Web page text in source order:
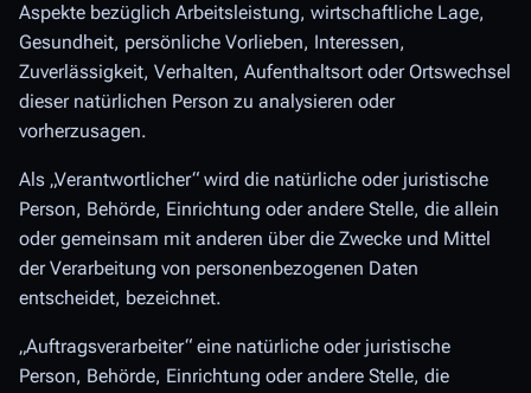
Aspekte bezüglich Arbeitsleistung, wirtschaftliche Lage,
Gesundheit, persönliche Vorlieben, Interessen,
Zuverlässigkeit, Verhalten, Aufenthaltsort oder Ortswechsel
dieser natürlichen Person zu analysieren oder
vorherzusagen.
Als „Verantwortlicher“ wird die natürliche oder juristische
Person, Behörde, Einrichtung oder andere Stelle, die allein
oder gemeinsam mit anderen über die Zwecke und Mittel
der Verarbeitung von personenbezogenen Daten
entscheidet, bezeichnet.
„Auftragsverarbeiter“ eine natürliche oder juristische
Person, Behörde, Einrichtung oder andere Stelle, die